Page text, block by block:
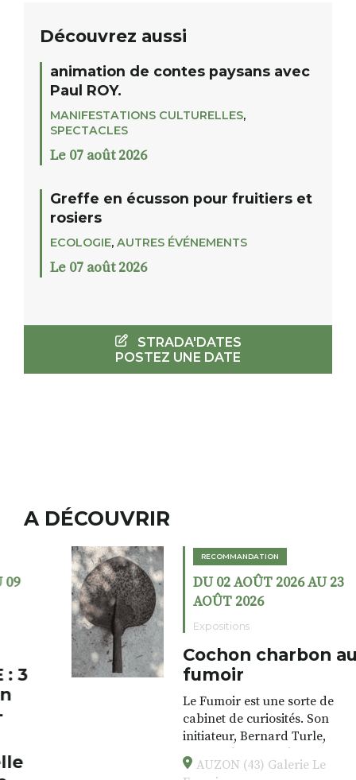
Découvrez aussi
animation de contes paysans avec
Paul ROY.
MANIFESTATIONS CULTURELLES,
SPECTACLES
Le 07 août 2026
Greffe en écusson pour fruitiers et
rosiers
ECOLOGIE, AUTRES ÉVÉNEMENTS
Le 07 août 2026
STRADA'DATES
POSTEZ UNE DATE
A DÉCOUVRIR
RECOMMANDATION
DU 02 AOÛT 2026 AU 23
AOÛT 2026
Expositions
Cochon charbon au
fumoir
Le Fumoir est une sorte de
cabinet de curiosités. Son
initiateur, Bernard Turle,
s’amuse à donner à voir des
associations fertiles, graves ou
AUZON (43) Galerie Le